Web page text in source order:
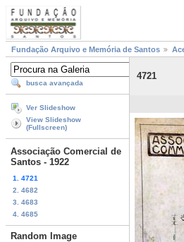
Fundação Arquivo e Memória de Santos
busca avançada
Ver Slideshow
View Slideshow
(Fullscreen)
Associação Comercial de
Santos - 1922
1. 4721
2. 4682
3. 4683
4. 4685
Random Image
4721